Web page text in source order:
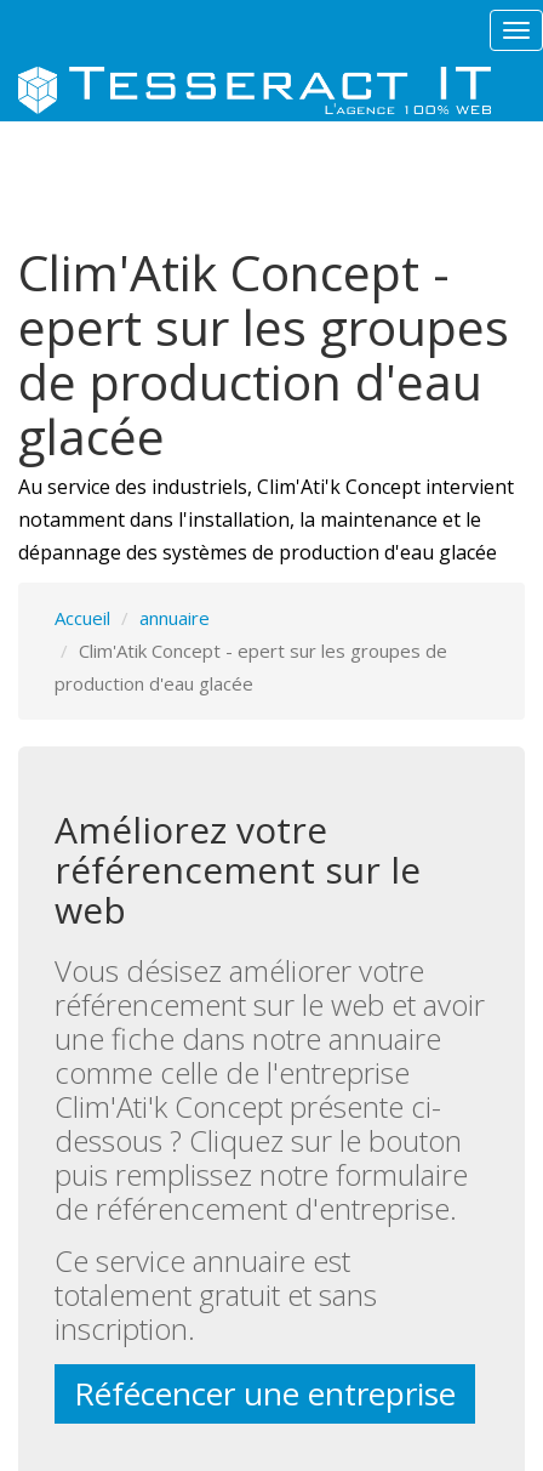
Clim'Atik Concept -
epert sur les groupes
de production d'eau
glacée
Au service des industriels, Clim'Ati'k Concept intervient
notamment dans l'installation, la maintenance et le
dépannage des systèmes de production d'eau glacée
Accueil
annuaire
Clim'Atik Concept - epert sur les groupes de
production d'eau glacée
Améliorez votre
référencement sur le
web
Vous désisez améliorer votre
référencement sur le web et avoir
une fiche dans notre annuaire
comme celle de l'entreprise
Clim'Ati'k Concept présente ci-
dessous ? Cliquez sur le bouton
puis remplissez notre formulaire
de référencement d'entreprise.
Ce service annuaire est
totalement gratuit et sans
inscription.
Réfécencer une entreprise